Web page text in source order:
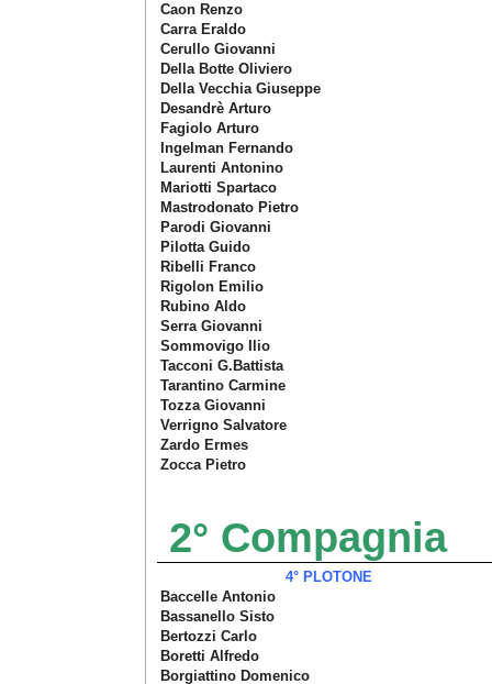
Caon Renzo
Carra Eraldo
Cerullo Giovanni
Della Botte Oliviero
Della Vecchia Giuseppe
Desandrè Arturo
Fagiolo Arturo
Ingelman Fernando
Laurenti Antonino
Mariotti Spartaco
Mastrodonato Pietro
Parodi Giovanni
Pilotta Guido
Ribelli Franco
Rigolon Emilio
Rubino Aldo
Serra Giovanni
Sommovigo Ilio
Tacconi G.Battista
Tarantino Carmine
Tozza Giovanni
Verrigno Salvatore
Zardo Ermes
Zocca Pietro
2° Compagnia
4° PLOTONE
Baccelle Antonio
Bassanello Sisto
Bertozzi Carlo
Boretti Alfredo
Borgiattino Domenico